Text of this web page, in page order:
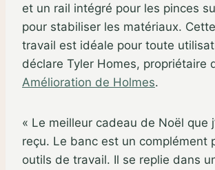
et un rail intégré pour les pinces
pour stabiliser les matériaux.
travail est idéale pour toute
déclare Tyler Homes, propriétaire
Amélioration de Holmes.
« Le meilleur cadeau de Noël que
reçu. Le banc est un complément
outils de travail. Il se replie dans